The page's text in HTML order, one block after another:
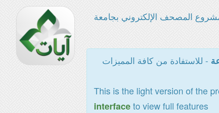
المصحف الإلكتروني بجامعة
- للاستفادة من كافة المميزات
This is the light version of the
interfaceto view full features